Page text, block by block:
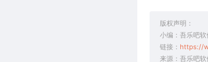
版权声明：
小编：吾乐吧软
链接： https://
来源：吾乐吧软